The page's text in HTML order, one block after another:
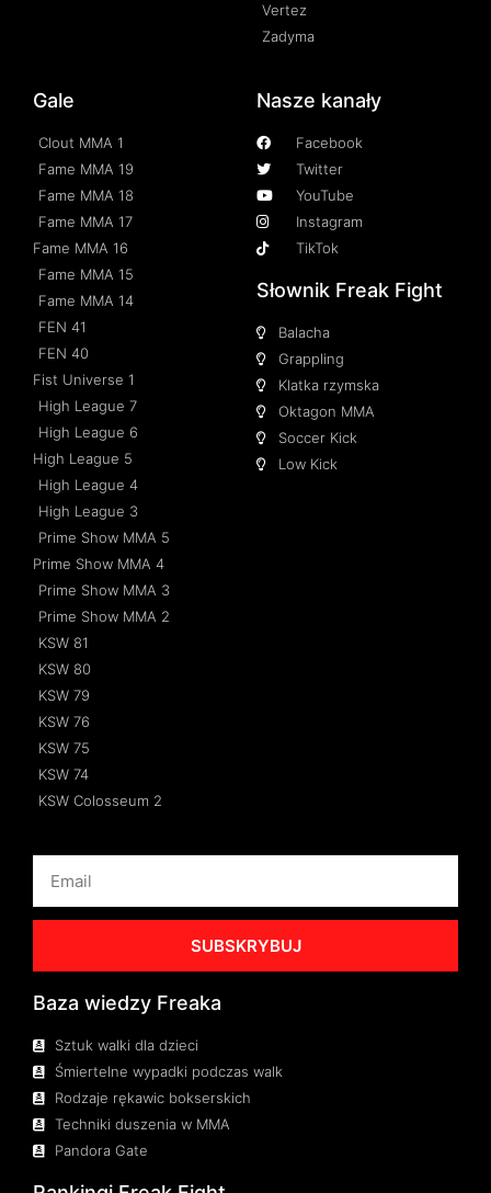
Vertez
Zadyma
Gale
Clout MMA 1
Fame MMA 19
Fame MMA 18
Fame MMA 17
Fame MMA 16
Fame MMA 15
Fame MMA 14
FEN 41
FEN 40
Fist Universe 1
High League 7
High League 6
High League 5
High League 4
High League 3
Prime Show MMA 5
Prime Show MMA 4
Prime Show MMA 3
Prime Show MMA 2
KSW 81
KSW 80
KSW 79
KSW 76
KSW 75
KSW 74
KSW Colosseum 2
Nasze kanały
Facebook
Twitter
YouTube
Instagram
TikTok
Słownik Freak Fight
Balacha
Grappling
Klatka rzymska
Oktagon MMA
Soccer Kick
Low Kick
SUBSKRYBUJ
Baza wiedzy Freaka
Sztuk walki dla dzieci
Śmiertelne wypadki podczas walk
Rodzaje rękawic bokserskich
Techniki duszenia w MMA
Pandora Gate